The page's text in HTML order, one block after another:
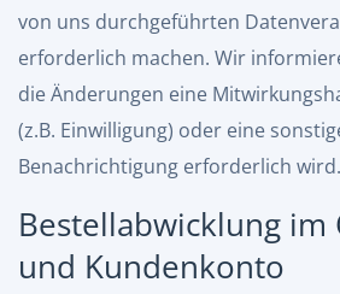
von uns durchgeführten
erforderlich machen. Wir
die Änderungen eine
(z.B. Einwilligung) oder eine
Benachrichtigung erforderlich wird.
Bestellabwicklung im
und Kundenkonto